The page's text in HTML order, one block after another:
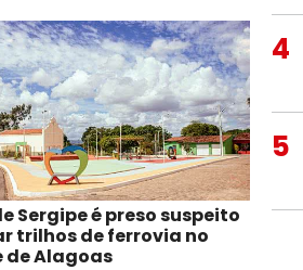
Sergipe é preso suspeito
trilhos de ferrovia no
de Alagoas
4
5